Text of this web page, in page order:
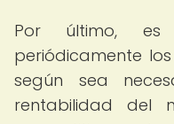
Por último, es
periódicamente
según sea
rentabilidad del